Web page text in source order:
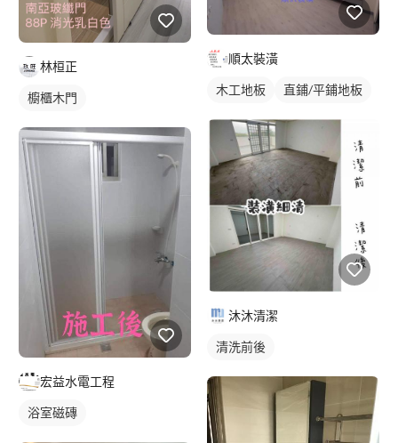
林桓正
櫥櫃木門
宏益水電工程
浴室磁磚
順太裝潢
木工地板 直鋪/平鋪地板
沐沐清潔
清洗前後